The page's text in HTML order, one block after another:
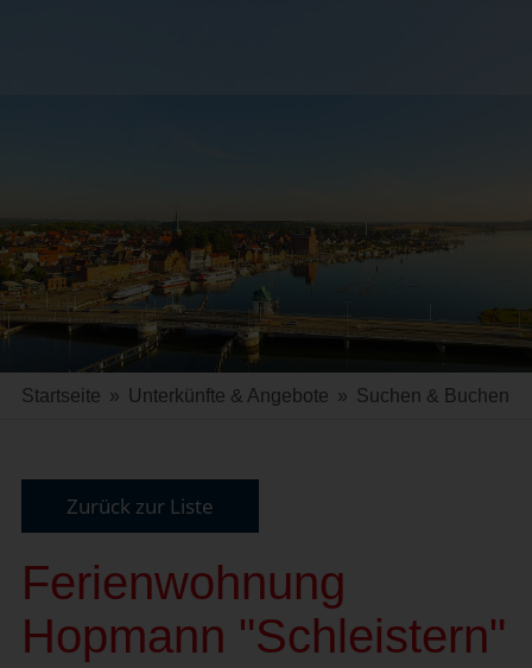
Startseite » Unterkünfte & Angebote » Suchen & Buchen
Zurück zur Liste
Ferienwohnung
Hopmann "Schleistern"